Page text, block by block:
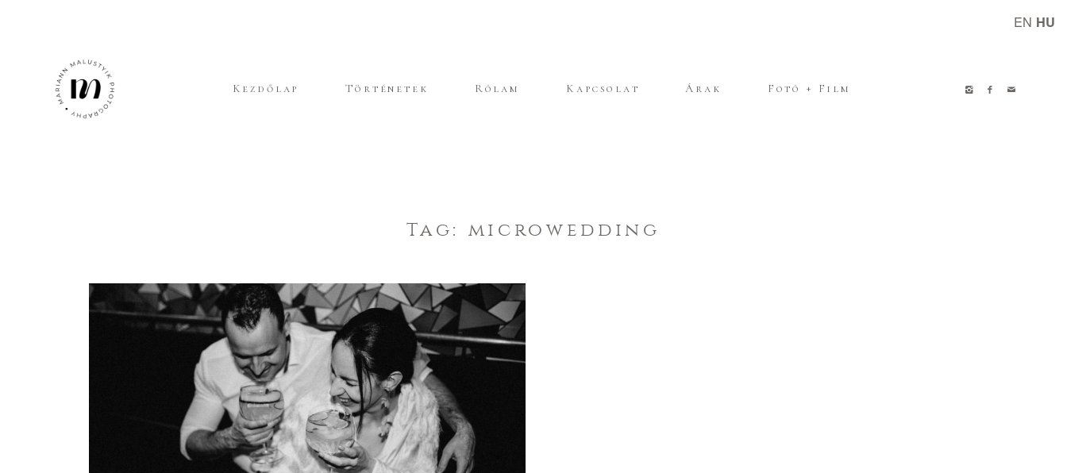
Kezdőlap Történetek Rólam Kapcsolat Árak Fotó + Film
Tag: microwedding
EN HU